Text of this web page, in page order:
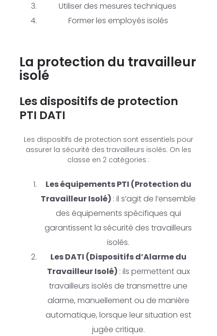
Utiliser des mesures techniques
Former les employés isolés
La protection du travailleur
isolé
Les dispositifs de protection
PTI DATI
Les dispositifs de protection sont essentiels pour
assurer la sécurité des travailleurs isolés. On les
classe en 2 catégories :
Les équipements PTI (Protection du
Travailleur Isolé) : il s’agit de l’ensemble
des équipements spécifiques qui
garantissent la sécurité des travailleurs
isolés.
Les DATI (Dispositifs d’Alarme du
Travailleur Isolé) : ils permettent aux
travailleurs isolés de transmettre une
alarme, manuellement ou de manière
automatique, lorsque leur situation est
jugée critique.